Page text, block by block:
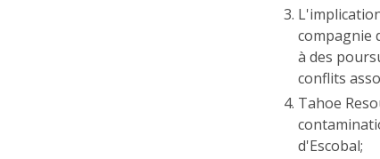
compagnie
à des
conflits
Tahoe
d'Escobal;